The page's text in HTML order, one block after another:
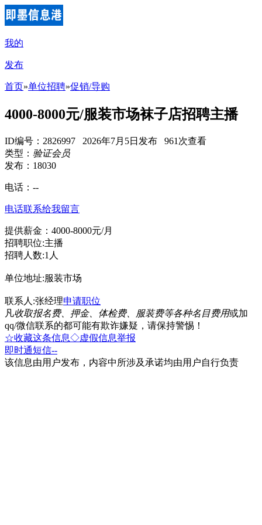
我的
发布
首页»单位招聘»促销/导购
4000-8000元/服装市场袜子店招聘主播
ID编号：2826997 2026年7月5日发布 961次查看
类型： 验证会员
发布：18030
电话： --
电话联系给我留言
提供薪金：4000-8000元/月
招聘职位:主播
招聘人数:1人
单位地址:服装市场
联系人:张经理申请职位
凡收取报名费、押金、体检费、服装费等各种名目费用或加
qq/微信联系的都可能有欺诈嫌疑，请保持警惕！
☆收藏这条信息◇虚假信息举报
即时通短信--
该信息由用户发布，内容中所涉及承诺均由用户自行负责